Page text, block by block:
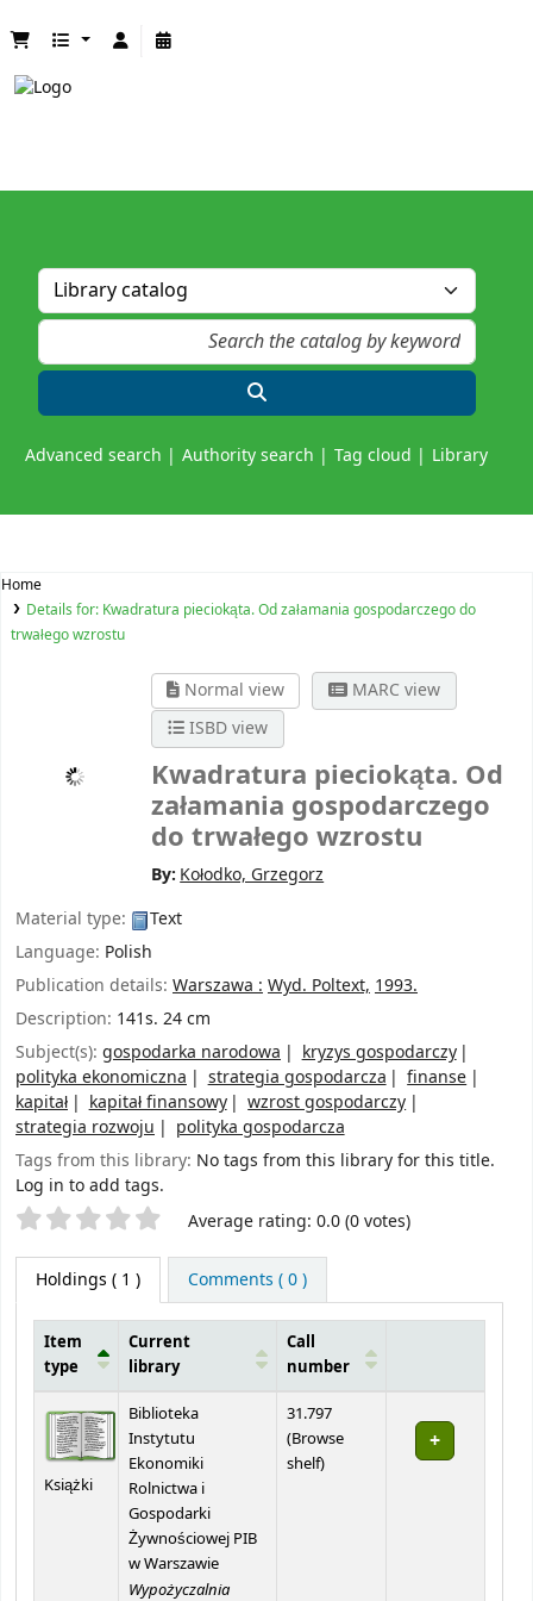
Advanced search Authority search Tag cloud Library
Home
Details for: Kwadratura pieciokąta. Od załamania gospodarczego do
trwałego wzrostu
Normal view
MARC view
ISBD view
Kwadratura pieciokąta. Od
załamania gospodarczego
do trwałego wzrostu
By: Kołodko, Grzegorz
Material type:
Text
Language: Polish
Publication details: Warszawa :Wyd. Poltext,1993.
Description: 141s. 24 cm
Subject(s): gospodarka narodowa
kryzys gospodarczy
polityka ekonomiczna
strategia gospodarcza
finanse
kapitał
kapitał finansowy
wzrost gospodarczy
strategia rozwoju
polityka gospodarcza
Tags from this library: No tags from this library for this title.
Log in to add tags.
Star ratings Average rating: 0.0 (0 votes)
Holdings ( 1 ) Comments ( 0 )
Item
type
Current
library
Call
number
Książki
Biblioteka
Instytutu
Ekonomiki
Rolnictwa i
Gospodarki
Żywnościowej PIB
w Warszawie
Wypożyczalnia
31.797
(Browse
shelf(Opens below)
)